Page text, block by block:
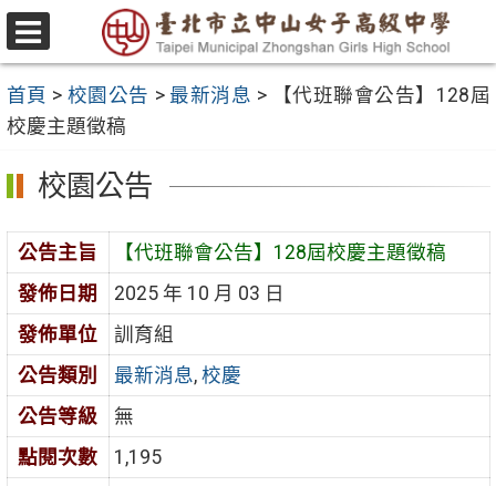
跳
至
要
內
容
區
選
單
首頁 > 校園公告 > 最新消息 >
【代班聯會公告】128屆
校慶主題徵稿
校園公告
公告主旨
【代班聯會公告】128屆校慶主題徵稿
發佈日期
2025 年 10 月 03 日
發佈單位
訓育組
公告類別
最新消息, 校慶
公告等級
無
點閱次數
1,195